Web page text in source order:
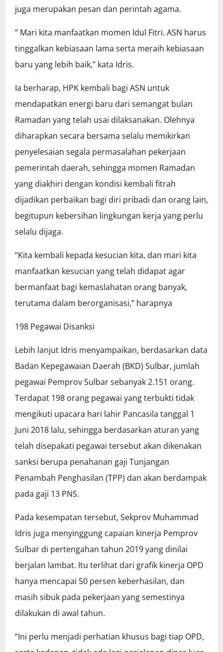
juga merupakan pesan dan perintah agama.
” Mari kita manfaatkan momen Idul Fitri. ASN harus
tinggalkan kebiasaan lama serta meraih kebiasaan
baru yang lebih baik,” kata Idris.
Ia berharap, HPK kembali bagi ASN untuk
mendapatkan energi baru dari semangat bulan
Ramadan yang telah usai dilaksanakan. Olehnya
diharapkan secara bersama selalu memikirkan
penyelesaian segala permasalahan pekerjaan
pemerintah daerah, sehingga momen Ramadan
yang diakhiri dengan kondisi kembali fitrah
dijadikan perbaikan bagi diri pribadi dan orang lain,
begitupun kebersihan lingkungan kerja yang perlu
selalu dijaga.
“Kita kembali kepada kesucian kita, dan mari kita
manfaatkan kesucian yang telah didapat agar
bermanfaat bagi kemaslahatan orang banyak,
terutama dalam berorganisasi,” harapnya
198 Pegawai Disanksi
Lebih lanjut Idris menyampaikan, berdasarkan data
Badan Kepegawaian Daerah (BKD) Sulbar, jumlah
pegawai Pemprov Sulbar sebanyak 2.151 orang.
Terdapat 198 orang pegawai yang terbukti tidak
mengikuti upacara hari lahir Pancasila tanggal 1
Juni 2018 lalu, sehingga berdasarkan aturan yang
telah disepakati pegawai tersebut akan dikenakan
sanksi berupa penahanan gaji Tunjangan
Penambah Penghasilan (TPP) dan akan berdampak
pada gaji 13 PNS.
Pada kesempatan tersebut, Sekprov Muhammad
Idris juga menyinggung capaian kinerja Pemprov
Sulbar di pertengahan tahun 2019 yang dinilai
berjalan lambat. Itu terlihat dari grafik kinerja OPD
hanya mencapai 50 persen keberhasilan, dan
masih sibuk pada pekerjaan yang semestinya
dilakukan di awal tahun.
“Ini perlu menjadi perhatian khusus bagi tiap OPD,